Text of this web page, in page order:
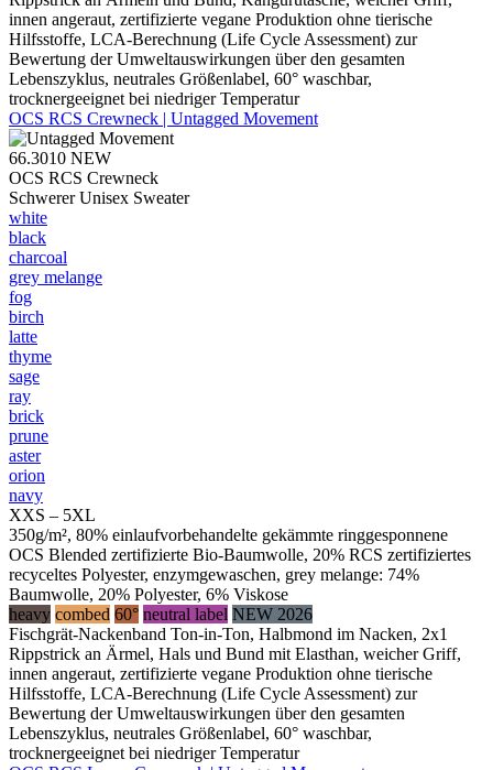
innen angeraut, zertifizierte vegane Produktion ohne tierische
Hilfsstoffe, LCA-Berechnung (Life Cycle Assessment) zur
Bewertung der Umweltauswirkungen über den gesamten
Lebenszyklus, neutrales Größenlabel, 60° waschbar,
trocknergeeignet bei niedriger Temperatur
OCS RCS Crewneck | Untagged Movement
66.3010 NEW
OCS RCS Crewneck
Schwerer Unisex Sweater
white
black
charcoal
grey melange
fog
birch
latte
thyme
sage
ray
brick
prune
aster
orion
navy
XXS – 5XL
350g/m², 80% einlaufvorbehandelte gekämmte ringgesponnene
OCS Blended zertifizierte Bio-Baumwolle, 20% RCS zertifiziertes
recyceltes Polyester, enzymgewaschen, grey melange: 74%
Baumwolle, 20% Polyester, 6% Viskose
heavy combed 60° neutral label NEW 2026
Fischgrät-Nackenband Ton-in-Ton, Halbmond im Nacken, 2x1
Rippstrick an Ärmel, Hals und Bund mit Elasthan, weicher Griff,
innen angeraut, zertifizierte vegane Produktion ohne tierische
Hilfsstoffe, LCA-Berechnung (Life Cycle Assessment) zur
Bewertung der Umweltauswirkungen über den gesamten
Lebenszyklus, neutrales Größenlabel, 60° waschbar,
trocknergeeignet bei niedriger Temperatur